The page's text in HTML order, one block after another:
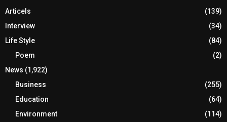
Articels
(139)
Interview
(34)
Life Style
(84)
Poem
(2)
News (1,922)
Business
(255)
Education
(64)
Environment
(114)